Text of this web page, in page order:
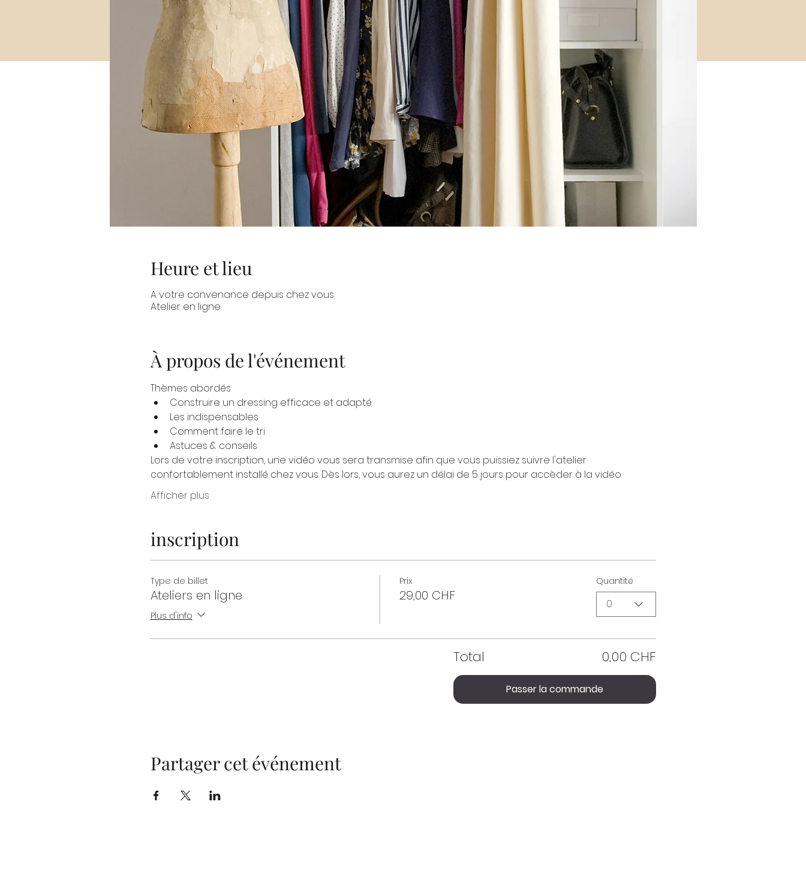
Heure et lieu
A votre convenance depuis chez vous
Atelier en ligne
À propos de l'événement
Thèmes abordés
Construire un dressing efficace et adapté
Les indispensables
Comment faire le tri
Astuces & conseils
Lors de votre inscription, une vidéo vous sera transmise afin que vous puissiez suivre l'atelier
confortablement installé chez vous. Dès lors, vous aurez un délai de 5 jours pour accèder à la vidéo.
Afficher plus
inscription
Type de billet
Ateliers en ligne
Plus d'info
Prix
29,00 CHF
Quantité
0
Total 0,00 CHF
Passer la commande
Partager cet événement